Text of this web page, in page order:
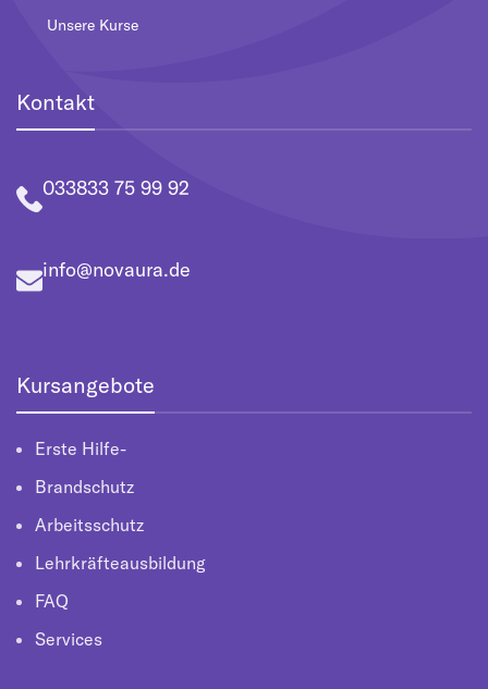
Unsere Kurse
Kontakt
033833 75 99 92
info@novaura.de
Kursangebote
Erste Hilfe-
Brandschutz
Arbeitsschutz
Lehrkräfteausbildung
FAQ
Services